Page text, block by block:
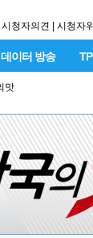
시청자의견 시청자
데이터 방송